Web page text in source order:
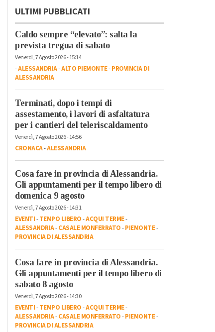
ULTIMI PUBBLICATI
Caldo sempre “elevato”: salta la
prevista tregua di sabato
Venerdì, 7 Agosto 2026 - 15:14
-ALESSANDRIA-ALTO PIEMONTE-PROVINCIA DI
ALESSANDRIA
Terminati, dopo i tempi di
assestamento, i lavori di asfaltatura
per i cantieri del teleriscaldamento
Venerdì, 7 Agosto 2026 - 14:56
CRONACA-ALESSANDRIA
Cosa fare in provincia di Alessandria.
Gli appuntamenti per il tempo libero di
domenica 9 agosto
Venerdì, 7 Agosto 2026 - 14:31
EVENTI-TEMPO LIBERO-ACQUI TERME-
ALESSANDRIA-CASALE MONFERRATO-PIEMONTE-
PROVINCIA DI ALESSANDRIA
Cosa fare in provincia di Alessandria.
Gli appuntamenti per il tempo libero di
sabato 8 agosto
Venerdì, 7 Agosto 2026 - 14:30
EVENTI-TEMPO LIBERO-ACQUI TERME-
ALESSANDRIA-CASALE MONFERRATO-PIEMONTE-
PROVINCIA DI ALESSANDRIA